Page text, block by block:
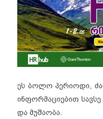
ეს ბოლო პერიოდი,
ინფორმაციებით
და მუშაობა.